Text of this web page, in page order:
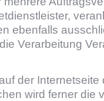
ebenfalls
Verarbeitung
der Internetseite
wird ferner die